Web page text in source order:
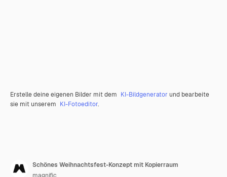
Erstelle deine eigenen Bilder mit dem KI-Bildgenerator und bearbeite
sie mit unserem KI-Fotoeditor.
Schönes Weihnachtsfest-Konzept mit Kopierraum
magnific